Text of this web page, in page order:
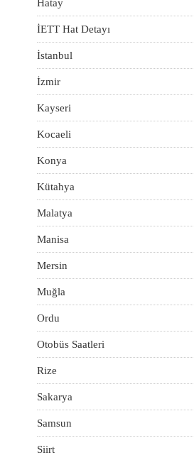
Hatay
İETT Hat Detayı
İstanbul
İzmir
Kayseri
Kocaeli
Konya
Kütahya
Malatya
Manisa
Mersin
Muğla
Ordu
Otobüs Saatleri
Rize
Sakarya
Samsun
Siirt